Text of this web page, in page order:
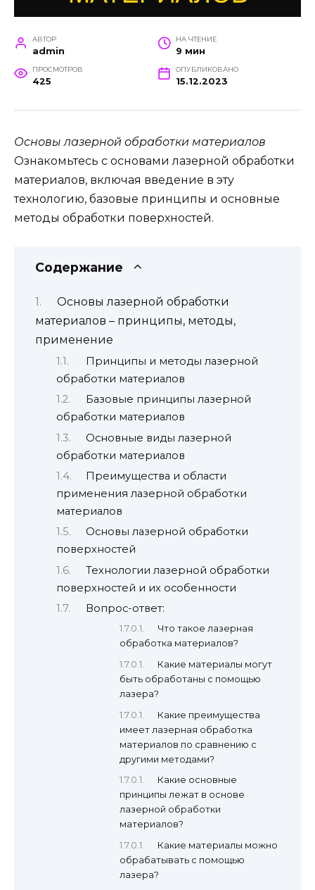
АВТОР
admin
НА ЧТЕНИЕ
9 мин
ПРОСМОТРОВ
425
ОПУБЛИКОВАНО
15.12.2023
Основы лазерной обработки материалов
Ознакомьтесь с основами лазерной обработки
материалов, включая введение в эту
технологию, базовые принципы и основные
методы обработки поверхностей.
Содержание
Основы лазерной обработки
материалов – принципы, методы,
применение
Принципы и методы лазерной
обработки материалов
Базовые принципы лазерной
обработки материалов
Основные виды лазерной
обработки материалов
Преимущества и области
применения лазерной обработки
материалов
Основы лазерной обработки
поверхностей
Технологии лазерной обработки
поверхностей и их особенности
Вопрос-ответ:
Что такое лазерная
обработка материалов?
Какие материалы могут
быть обработаны с помощью
лазера?
Какие преимущества
имеет лазерная обработка
материалов по сравнению с
другими методами?
Какие основные
принципы лежат в основе
лазерной обработки
материалов?
Какие материалы можно
обрабатывать с помощью
лазера?